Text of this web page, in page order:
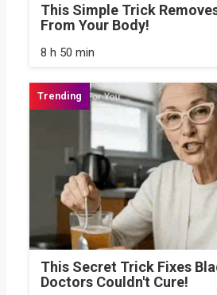
This Simple Trick
From Your Body!
8 h 50 min
This Secret Trick Fixes
Doctors Couldn't Cure!